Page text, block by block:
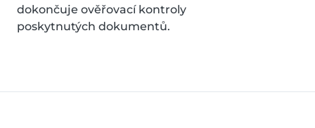
dokončuje ověřovací kontroly
poskytnutých dokumentů.